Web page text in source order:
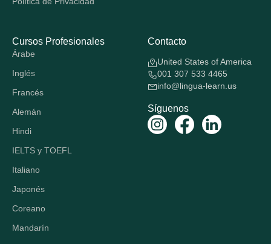
Cursos Profesionales
Árabe
Inglés
Francés
Alemán
Hindi
IELTS y TOEFL
Italiano
Japonés
Coreano
Mandarín
Contacto
United States of America
001 307 533 4465
info@lingua-learn.us
Síguenos